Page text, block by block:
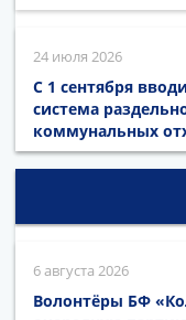
24 июля 2026
С 1 сентября
система
коммунальных
6 августа 2026
Волонтёры БФ